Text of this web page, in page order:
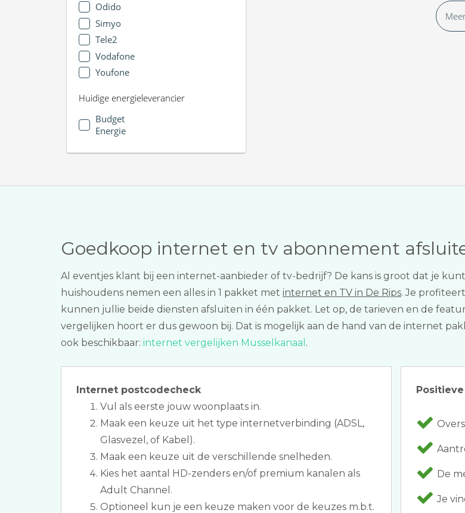
Odido
Simyo
Tele2
Vodafone
Youfone
Huidige energieleverancier
Budget
Energie
Goedkoop internet en tv abonnement
Al eventjes klant bij een internet-aanbieder of tv-bedrijf? De kans is groot dat je
huishoudens nemen een alles in 1 pakket met internet en TV in De Rips. Je
kunnen jullie beide diensten afsluiten in één pakket. Let op, de tarieven en de
vergelijken hoort er dus gewoon bij. Dat is mogelijk aan de hand van de internet
ook beschikbaar: internet vergelijken Musselkanaal .
Internet postcodecheck
Vul als eerste jouw woonplaats in.
Maak een keuze uit het type internetverbinding (ADSL,
Glasvezel, of Kabel).
Maak een keuze uit de verschillende snelheden.
Kies het aantal HD-zenders en/of premium kanalen als
Adult Channel.
Optioneel kun je een keuze maken voor de keuzes m.b.t.
De
Je